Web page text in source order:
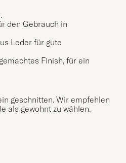
den Gebrauch in
Leder für gute
Finish, für ein
geschnitten. Wir empfehlen
als gewohnt zu wählen.